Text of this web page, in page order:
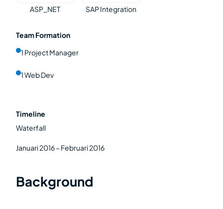
ASP_NET SAP Integration
Team Formation
1 Project Manager
1 Web Dev
Timeline
Waterfall
Januari 2016 – Februari 2016
Background